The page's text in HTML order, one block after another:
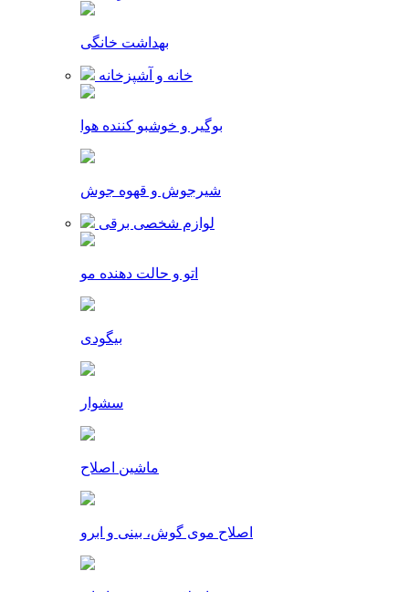
بهداشت خانگی
خانه و آشپزخانه
بوگیر و خوشبو کننده هوا
شیرجوش و قهوه جوش
لوازم شخصی برقی
اتو و حالت دهنده مو
بیگودی
سشوار
ماشین اصلاح
اصلاح موی گوش، بینی و ابرو